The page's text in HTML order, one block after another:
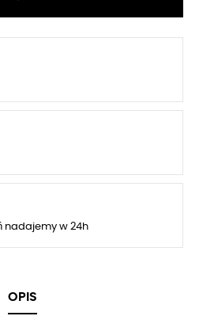
nadajemy w 24h
OPIS